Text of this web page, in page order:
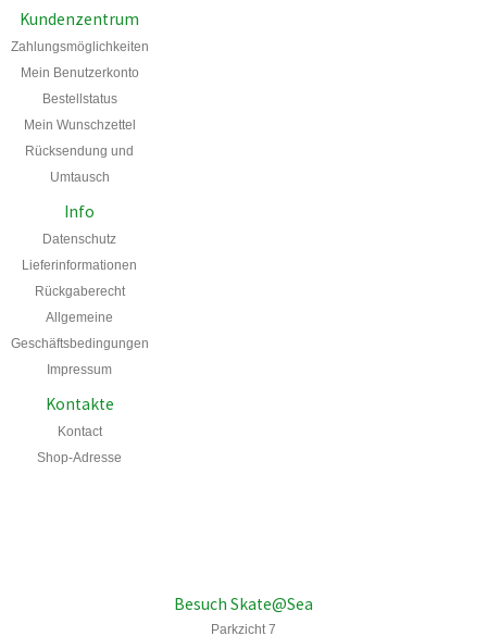
Kundenzentrum
Zahlungsmöglichkeiten
Mein Benutzerkonto
Bestellstatus
Mein Wunschzettel
Rücksendung und
Umtausch
Info
Datenschutz
Lieferinformationen
Rückgaberecht
Allgemeine
Geschäftsbedingungen
Impressum
Kontakte
Kontact
Shop-Adresse
Besuch Skate@Sea
Parkzicht 7